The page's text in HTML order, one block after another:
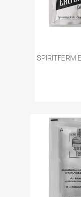
SPIRITFERM